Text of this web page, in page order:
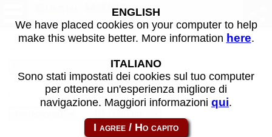
Giochi MAMEENGLISH
We have placed cookies on your computer to help
make this website better. More information here.
ITALIANO
Sono stati impostati dei cookies sul tuo computer
per ottenere un'esperienza migliore di
navigazione. Maggiori informazioni qui.